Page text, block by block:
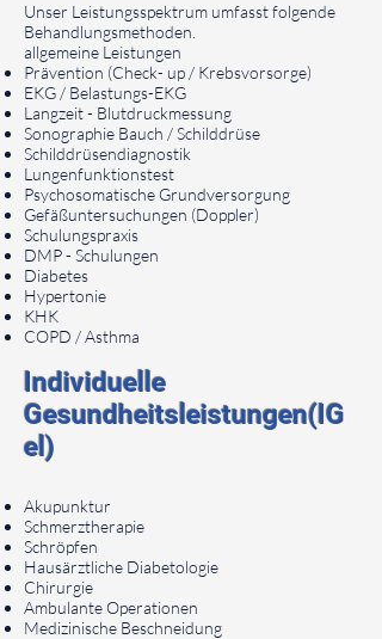
Unser Leistungsspektrum umfasst folgende
Behandlungsmethoden.
allgemeine Leistungen
Prävention (Check- up / Krebsvorsorge)
EKG / Belastungs-EKG
Langzeit - Blutdruckmessung
Sonographie Bauch / Schilddrüse
Schilddrüsendiagnostik
Lungenfunktionstest
Psychosomatische Grundversorgung
Gefäßuntersuchungen (Doppler)
Schulungspraxis
DMP - Schulungen
Diabetes
Hypertonie
KHK
COPD / Asthma
Individuelle
Gesundheitsleistungen(IG
el)
Akupunktur
Schmerztherapie
Schröpfen
Hausärztliche Diabetologie
Chirurgie
Ambulante Operationen
Medizinische Beschneidung